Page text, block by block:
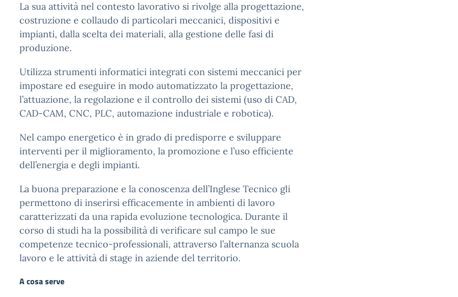
La sua attività nel contesto lavorativo si rivolge alla progettazione,
costruzione e collaudo di particolari meccanici, dispositivi e
impianti, dalla scelta dei materiali, alla gestione delle fasi di
produzione.
Utilizza strumenti informatici integrati con sistemi meccanici per
impostare ed eseguire in modo automatizzato la progettazione,
l’attuazione, la regolazione e il controllo dei sistemi (uso di CAD,
CAD-CAM, CNC, PLC, automazione industriale e robotica).
Nel campo energetico è in grado di predisporre e sviluppare
interventi per il miglioramento, la promozione e l’uso efficiente
dell’energia e degli impianti.
La buona preparazione e la conoscenza dell’Inglese Tecnico gli
permettono di inserirsi efficacemente in ambienti di lavoro
caratterizzati da una rapida evoluzione tecnologica. Durante il
corso di studi ha la possibilità di verificare sul campo le sue
competenze tecnico-professionali, attraverso l’alternanza scuola
lavoro e le attività di stage in aziende del territorio.
A cosa serve